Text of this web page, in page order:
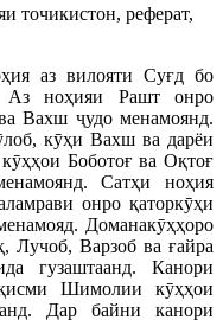
аз вилояти Суғд бо
Аз ноҳияи Рашт онро
Вахш ҷудо менамоянд.
кӯҳи Вахш ва дарёи
Боботоғ ва Оқтоғ
Сатҳи ноҳия
онро қаторкӯҳи
Доманакӯҳҳоро
Лучоб, Варзоб ва ғайра
гузаштаанд. Канори
Шимолии кӯҳҳои
Дар байни канори